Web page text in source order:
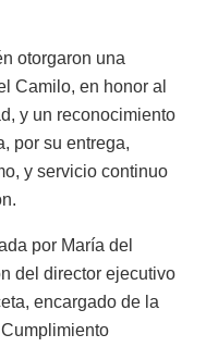
otorgaron una
Camilo, en honor al
y un reconocimiento
por su entrega,
y servicio continuo
por María del
del director ejecutivo
encargado de la